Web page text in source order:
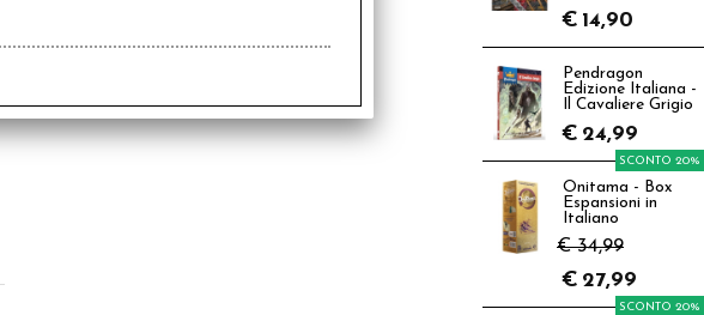
€ 14,90
Pendragon
Edizione Italiana -
Il Cavaliere Grigio
€ 24,99
Onitama - Box
Espansioni in
Italiano
€ 34,99
SCONTO 20%
€ 27,99
SCONTO 20%